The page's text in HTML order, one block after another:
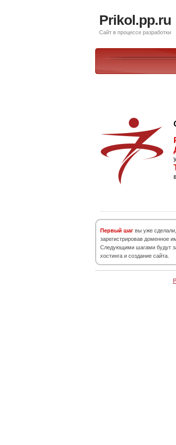
Prikol.pp.ru
Сайт в процессе разработки
Первый шаг вы уже сделали,
зарегистрировав доменное
Следующими шагами будут
хостинга и создание сайта.